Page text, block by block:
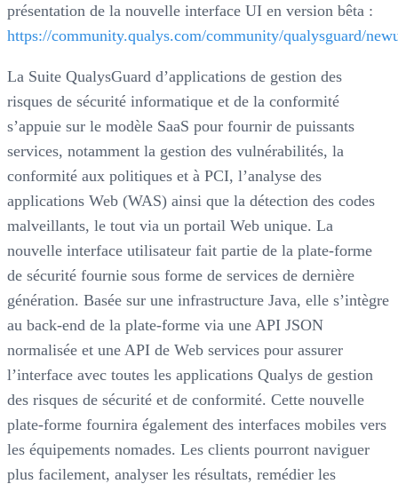
présentation de la nouvelle interface UI en version bêta :
https://community.qualys.com/community/qualysguard/
La Suite QualysGuard d’applications de gestion des
risques de sécurité informatique et de la conformité
s’appuie sur le modèle SaaS pour fournir de puissants
services, notamment la gestion des vulnérabilités, la
conformité aux politiques et à PCI, l’analyse des
applications Web (WAS) ainsi que la détection des codes
malveillants, le tout via un portail Web unique. La
nouvelle interface utilisateur fait partie de la plate-forme
de sécurité fournie sous forme de services de dernière
génération. Basée sur une infrastructure Java, elle s’intègre
au back-end de la plate-forme via une API JSON
normalisée et une API de Web services pour assurer
l’interface avec toutes les applications Qualys de gestion
des risques de sécurité et de conformité. Cette nouvelle
plate-forme fournira également des interfaces mobiles vers
les équipements nomades. Les clients pourront naviguer
plus facilement, analyser les résultats, remédier les